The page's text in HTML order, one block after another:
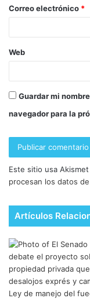
Correo electrónico *
Web
Guardar mi
navegador para la
Este sitio usa
procesan los datos
Artículos